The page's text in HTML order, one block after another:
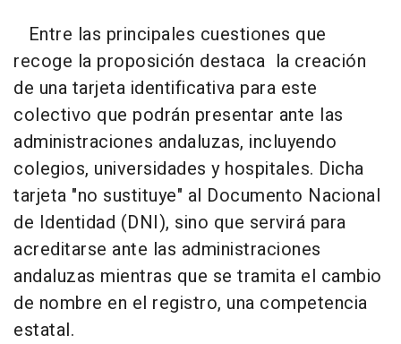
Entre las principales cuestiones que
recoge la proposición destaca la creación
de una tarjeta identificativa para este
colectivo que podrán presentar ante las
administraciones andaluzas, incluyendo
colegios, universidades y hospitales. Dicha
tarjeta "no sustituye" al Documento Nacional
de Identidad (DNI), sino que servirá para
acreditarse ante las administraciones
andaluzas mientras que se tramita el cambio
de nombre en el registro, una competencia
estatal.